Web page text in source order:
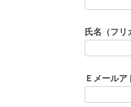
須
氏名（フリ
Ｅメールア